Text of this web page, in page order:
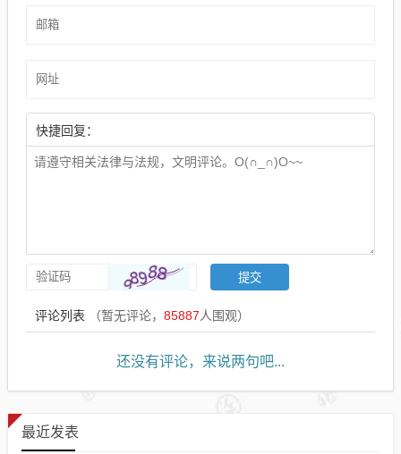
快捷回复：
评论列表 （暂无评论， 85887人围观）
还没有评论，来说两句吧...
最近发表